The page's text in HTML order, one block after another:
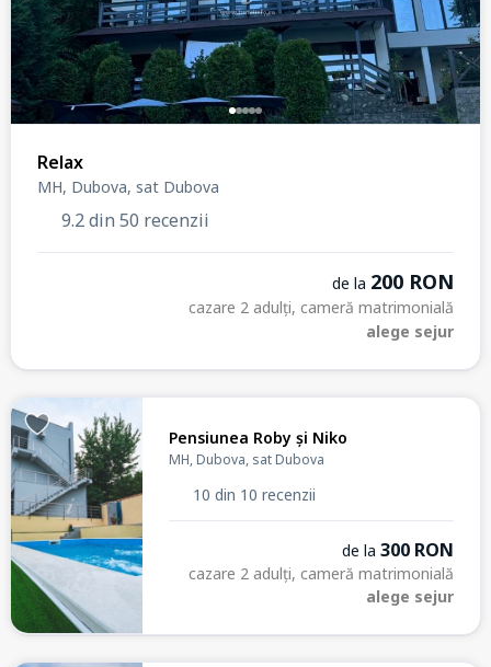
Relax
MH, Dubova, sat Dubova
9.2 din 50 recenzii
de la 200 RON
cazare 2 adulți, cameră matrimonială
alege sejur
Pensiunea Roby și Niko
MH, Dubova, sat Dubova
10 din 10 recenzii
de la 300 RON
cazare 2 adulți, cameră matrimonială
alege sejur